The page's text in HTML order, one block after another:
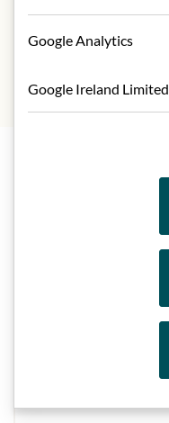
Google Analytics
Google Ireland Limited